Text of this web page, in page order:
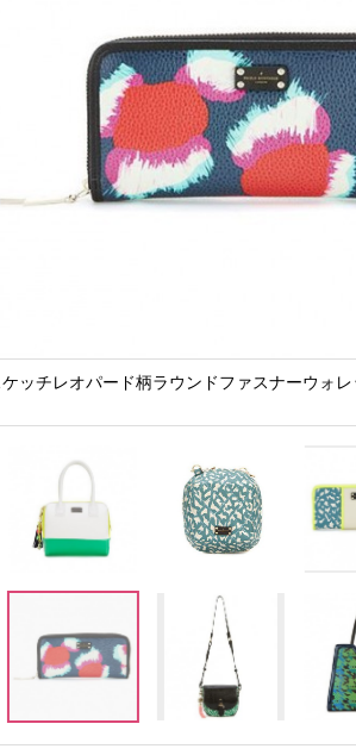
ケッチレオパード柄ラウンドファスナーウォ